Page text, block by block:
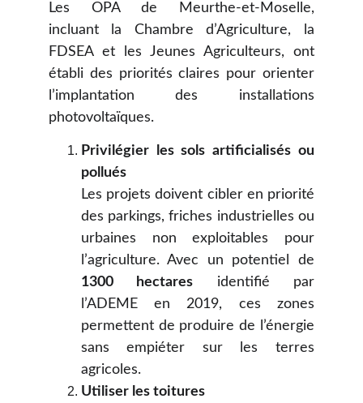
Les OPA de Meurthe-et-Moselle,
incluant la Chambre d’Agriculture, la
FDSEA et les Jeunes Agriculteurs, ont
établi des priorités claires pour orienter
l’implantation des installations
photovoltaïques.
Privilégier les sols artificialisés ou
pollués
Les projets doivent cibler en priorité
des parkings, friches industrielles ou
urbaines non exploitables pour
l’agriculture. Avec un potentiel de
1300 hectares identifié par
l’ADEME en 2019, ces zones
permettent de produire de l’énergie
sans empiéter sur les terres
agricoles.
Utiliser les toitures